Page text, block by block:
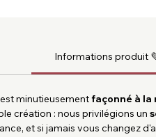
Informations produit
minutieusementfaçonné à la
création : nous privilégions un
et si jamais vous changez